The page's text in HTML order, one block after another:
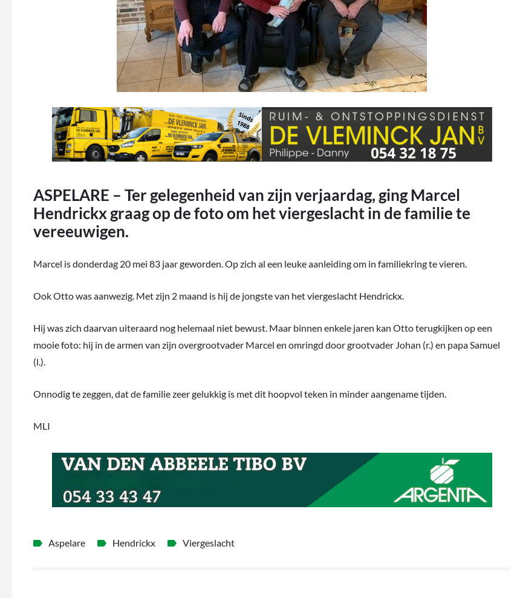
ASPELARE – Ter gelegenheid van zijn verjaardag, ging Marcel
Hendrickx graag op de foto om het viergeslacht in de familie te
vereeuwigen.
Marcel is donderdag 20 mei 83 jaar geworden. Op zich al een leuke aanleiding om in familiekring te vieren.
Ook Otto was aanwezig. Met zijn 2 maand is hij de jongste van het viergeslacht Hendrickx.
Hij was zich daarvan uiteraard nog helemaal niet bewust. Maar binnen enkele jaren kan Otto terugkijken op een
mooie foto: hij in de armen van zijn overgrootvader Marcel en omringd door grootvader Johan (r.) en papa Samuel
(l.).
Onnodig te zeggen, dat de familie zeer gelukkig is met dit hoopvol teken in minder aangename tijden.
MLI
Aspelare Hendrickx Viergeslacht